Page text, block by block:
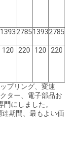
1393278513932785
120 220 120 220
プリング、変速
ター、電子部品お
にしました。
達期間、最もよい価